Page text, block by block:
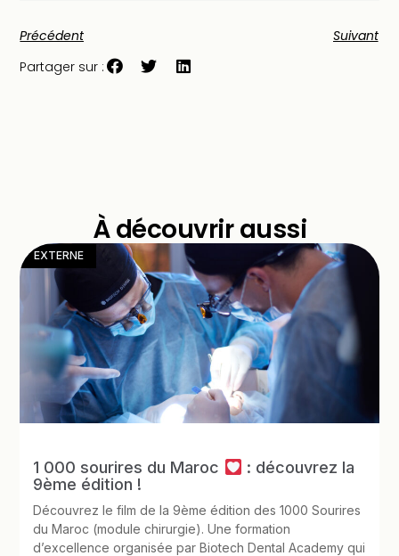
Précédent
Suivant
Partager sur :
À découvrir aussi
EXTERNE
1 000 sourires du Maroc
: découvrez la
9ème édition !
Découvrez le film de la 9ème édition des 1000 Sourires
du Maroc (module chirurgie). Une formation
d’excellence organisée par Biotech Dental Academy qui